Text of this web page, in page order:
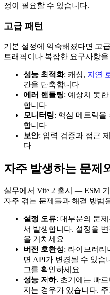
정이 필요할 수 있습니다.
고급 패턴
기본 설정에 익숙해졌다면 고
트래픽이나 복잡한 요구사항
성능 최적화: 캐싱, 지연
간을 단축합니다
에러 핸들링: 예상치 못
합니다
모니터링: 핵심 메트릭을
합니다
보안: 입력 검증과 접근
다
자주 발생하는 문제
실무에서 Vite 2 출시 — ESM
자주 겪는 문제들과 해결 방법
설정 오류: 대부분의 문
서 발생합니다. 설정을
을 거치세요
버전 호환성: 라이브러리
면 API가 변경될 수 있습
그를 확인하세요
성능 저하: 초기에는 빠
지는 경우가 있습니다.